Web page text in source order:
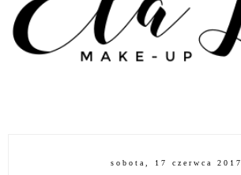
sobota, 17 czerwca 2017